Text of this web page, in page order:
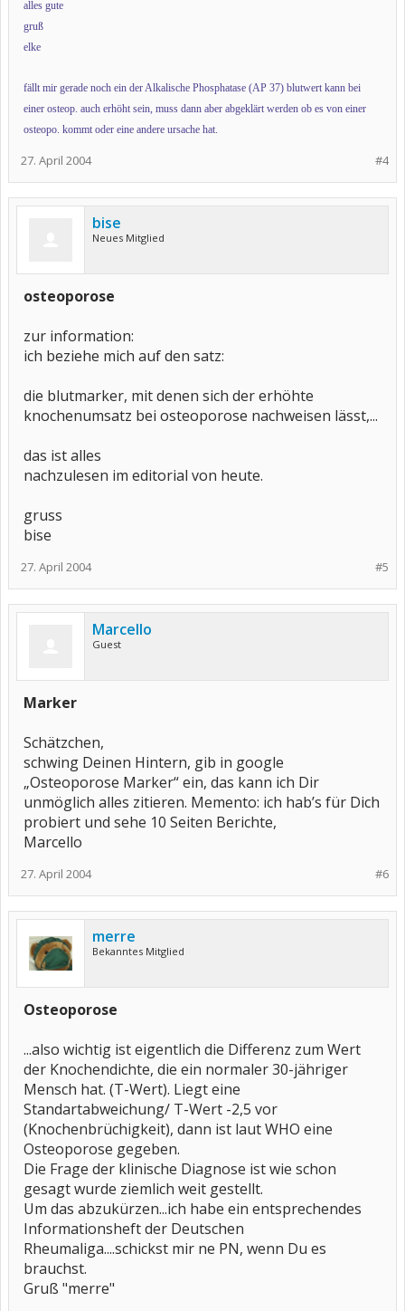
alles gute
gruß
elke
fällt mir gerade noch ein der Alkalische Phosphatase (AP 37) blutwert kann bei
einer osteop. auch erhöht sein, muss dann aber abgeklärt werden ob es von einer
osteopo. kommt oder eine andere ursache hat.
#4
27. April 2004
bise
Neues Mitglied
osteoporose
zur information:
ich beziehe mich auf den satz:
die blutmarker, mit denen sich der erhöhte
knochenumsatz bei osteoporose nachweisen lässt,...
das ist alles
nachzulesen im editorial von heute.
gruss
bise
#5
27. April 2004
Marcello
Guest
Marker
Schätzchen,
schwing Deinen Hintern, gib in google
„Osteoporose Marker“ ein, das kann ich Dir
unmöglich alles zitieren. Memento: ich hab’s für Dich
probiert und sehe 10 Seiten Berichte,
Marcello
#6
27. April 2004
merre
Bekanntes Mitglied
Osteoporose
...also wichtig ist eigentlich die Differenz zum Wert
der Knochendichte, die ein normaler 30-jähriger
Mensch hat. (T-Wert). Liegt eine
Standartabweichung/ T-Wert -2,5 vor
(Knochenbrüchigkeit), dann ist laut WHO eine
Osteoporose gegeben.
Die Frage der klinische Diagnose ist wie schon
gesagt wurde ziemlich weit gestellt.
Um das abzukürzen...ich habe ein entsprechendes
Informationsheft der Deutschen
Rheumaliga....schickst mir ne PN, wenn Du es
brauchst.
Gruß "merre"